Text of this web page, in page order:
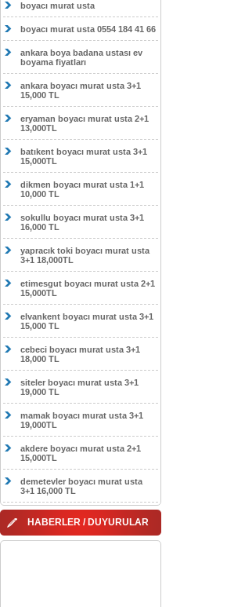
boyacı murat usta
boyacı murat usta 0554 184 41 66
ankara boya badana ustası ev
boyama fiyatları
ankara boyacı murat usta 3+1
15,000 TL
eryaman boyacı murat usta 2+1
13,000TL
batıkent boyacı murat usta 3+1
15,000TL
dikmen boyacı murat usta 1+1
10,000 TL
sokullu boyacı murat usta 3+1
16,000 TL
yapracık toki boyacı murat usta
3+1 18,000TL
etimesgut boyacı murat usta 2+1
15,000TL
elvankent boyacı murat usta 3+1
15,000 TL
cebeci boyacı murat usta 3+1
18,000 TL
siteler boyacı murat usta 3+1
19,000 TL
mamak boyacı murat usta 3+1
19,000TL
akdere boyacı murat usta 2+1
15,000TL
demetevler boyacı murat usta
3+1 16,000 TL
HABERLER / DUYURULAR